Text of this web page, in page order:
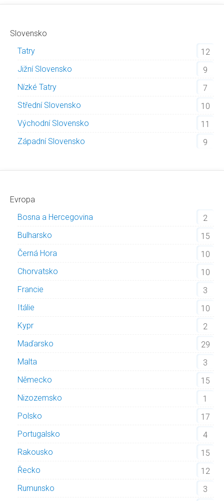
Slovensko
Tatry
12
Jižní Slovensko
9
Nízké Tatry
7
Střední Slovensko
10
Východní Slovensko
11
Západní Slovensko
9
Evropa
Bosna a Hercegovina
2
Bulharsko
15
Černá Hora
10
Chorvatsko
10
Francie
3
Itálie
10
Kypr
2
Maďarsko
29
Malta
3
Německo
15
Nizozemsko
1
Polsko
17
Portugalsko
4
Rakousko
15
Řecko
12
Rumunsko
3